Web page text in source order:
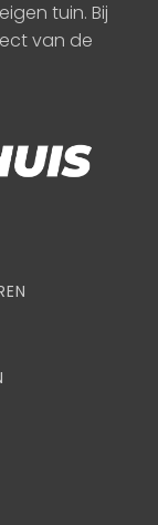
tuin. Bij
van de